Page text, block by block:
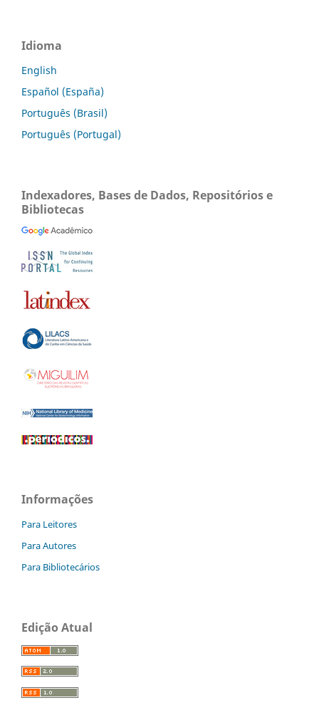
Idioma
English
Español (España)
Português (Brasil)
Português (Portugal)
Indexadores, Bases de Dados, Repositórios e
Bibliotecas
Informações
Para Leitores
Para Autores
Para Bibliotecários
Edição Atual